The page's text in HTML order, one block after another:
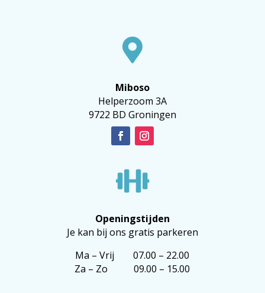

Miboso
Helperzoom 3A
9722 BD Groningen

Openingstijden
Je kan bij ons gratis parkeren
Ma – Vrij 07.00 – 22.00
Za – Zo 09.00 – 15.00